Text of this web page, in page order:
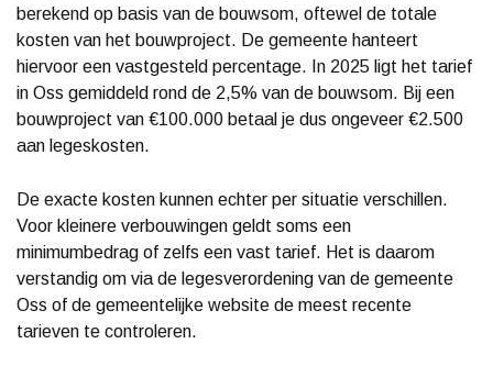
berekend op basis van de bouwsom, oftewel de totale
kosten van het bouwproject. De gemeente hanteert
hiervoor een vastgesteld percentage. In 2025 ligt het tarief
in Oss gemiddeld rond de 2,5% van de bouwsom. Bij een
bouwproject van €100.000 betaal je dus ongeveer €2.500
aan legeskosten.
De exacte kosten kunnen echter per situatie verschillen.
Voor kleinere verbouwingen geldt soms een
minimumbedrag of zelfs een vast tarief. Het is daarom
verstandig om via de legesverordening van de gemeente
Oss of de gemeentelijke website de meest recente
tarieven te controleren.